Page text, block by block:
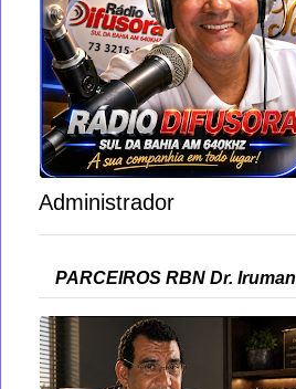
Administrador
PARCEIROS RBN Dr. Iruman